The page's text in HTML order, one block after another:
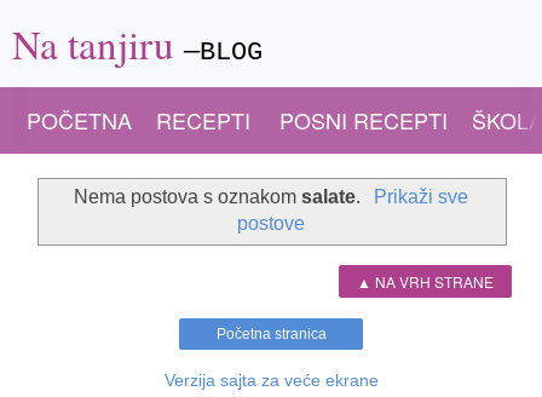
Na tanjiru—BLOG
POČETNA RECEPTI POSNI RECEPTI
Nema postova s oznakomsalate.
Prikaži sve
postove
▲ NA VRH STRANE
Početna stranica
Verzija sajta za veće ekrane